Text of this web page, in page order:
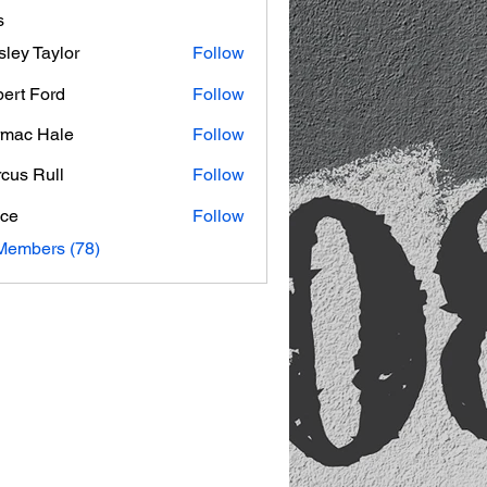
Taylor
Follow
Ford
Follow
Hale
Follow
Rull
Follow
Follow
(78)